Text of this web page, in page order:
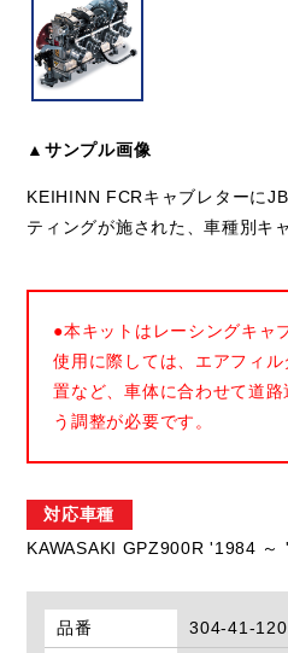
▲サンプル画像
KEIHINN FCRキャブレターに
ティングが施された、車種別キ
●本キットはレーシングキャ
使用に際しては、エアフィ
置など、車体に合わせて道
う調整が必要です。
対応車種
KAWASAKI GPZ900R '1984
品番
304-41-120